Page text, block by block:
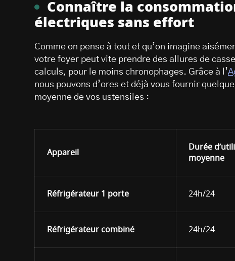
Connaître la
électriques sans effort
Comme on pense à tout et qu’on imagine
votre foyer peut vite prendre des allures de
calculs, pour le moins chronophages. Grâce à l’
nous pouvons d’ores et déjà vous fournir
moyenne de vos ustensiles :
Appareil
Durée
moyenne
Réfrigérateur 1 porte 24h/24
Réfrigérateur combiné 24h/24